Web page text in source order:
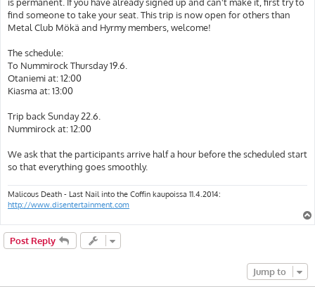
find someone to take your seat. This trip is now open for others than
Metal Club Mökä and Hyrmy members, welcome!
The schedule:
To Nummirock Thursday 19.6.
Otaniemi at: 12:00
Kiasma at: 13:00
Trip back Sunday 22.6.
Nummirock at: 12:00
We ask that the participants arrive half a hour before the scheduled start
so that everything goes smoothly.
Malicous Death - Last Nail into the Coffin kaupoissa 11.4.2014:
http://www.disentertainment.com
Post Reply
Jump to